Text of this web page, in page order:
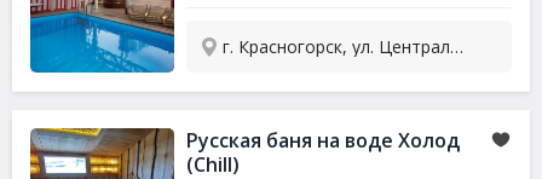
г. Красногорск, ул. Центральная, 68А
Русская баня на воде Холод
(Chill)